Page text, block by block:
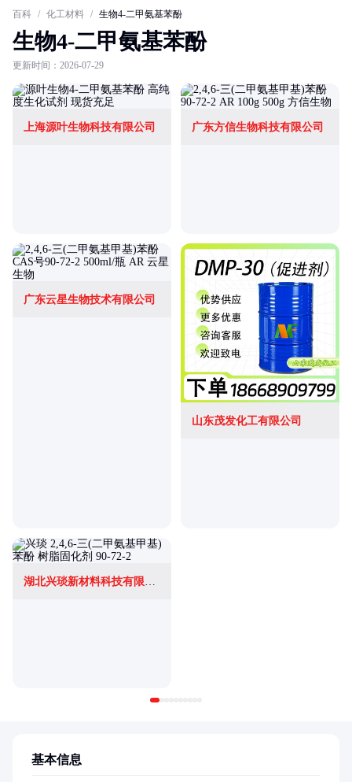
百科 / 化工材料 / 生物4-二甲氨基苯酚
生物4-二甲氨基苯酚
更新时间：2026-07-29
上海源叶生物科技有限公司 广东方信生物科技有限公司
广东云星生物技术有限公司
山东茂发化工有限公司
基本信息